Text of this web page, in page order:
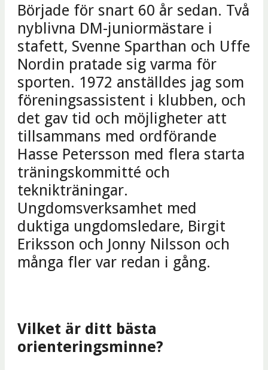
Började för snart 60 år sedan. Två
nyblivna DM-juniormästare i
stafett, Svenne Sparthan och Uffe
Nordin pratade sig varma för
sporten. 1972 anställdes jag som
föreningsassistent i klubben, och
det gav tid och möjligheter att
tillsammans med ordförande
Hasse Petersson med flera starta
träningskommitté och
teknikträningar.
Ungdomsverksamhet med
duktiga ungdomsledare, Birgit
Eriksson och Jonny Nilsson och
många fler var redan i gång.
Vilket är ditt bästa
orienteringsminne?